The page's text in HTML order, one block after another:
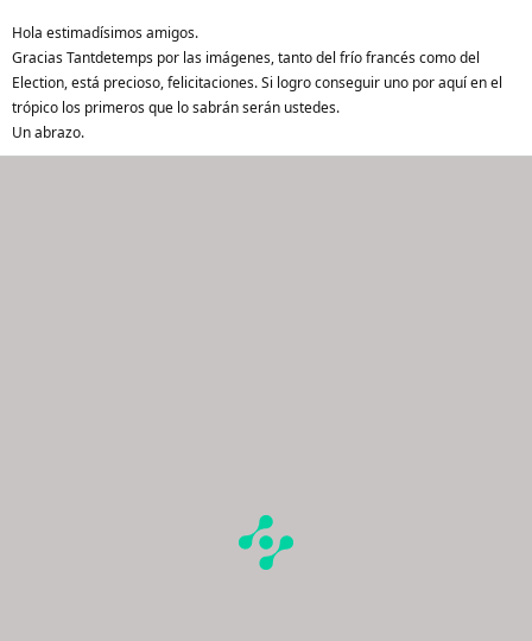
Hola estimadísimos amigos.
Gracias Tantdetemps por las imágenes, tanto del frío francés como del
Election, está precioso, felicitaciones. Si logro conseguir uno por aquí en el
trópico los primeros que lo sabrán serán ustedes.
Un abrazo.